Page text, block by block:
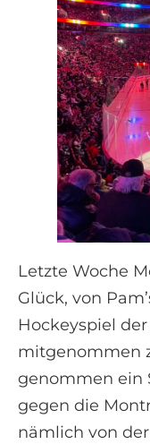
Letzte Woche
Glück, von
Hockeyspiel
mitgenommen
genommen ein
gegen die
nämlich von